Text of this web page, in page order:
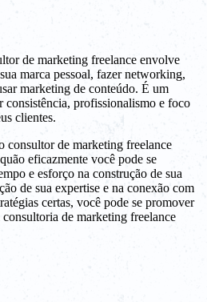
de marketing freelance envolve
marca pessoal, fazer networking,
marketing de conteúdo. É um
consistência, profissionalismo e foco
clientes.
consultor de marketing freelance
eficazmente você pode se
e esforço na construção de sua
de sua expertise e na conexão com
certas, você pode se promover
de marketing freelance